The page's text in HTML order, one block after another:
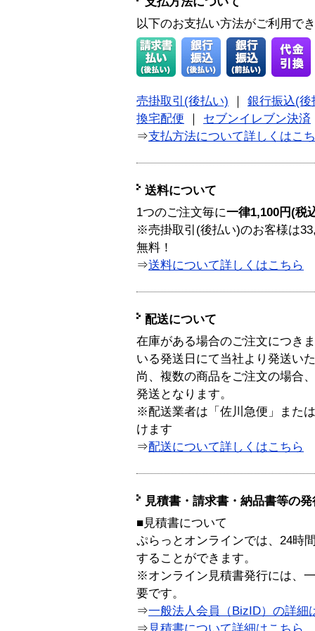
以下のお支払い方法がご利用で
売掛取引(後払い)
銀行振込(後
換宅配便
セブンイレブン決済
⇒支払方法について詳しくはこ
送料について
1つのご注文毎に一律1,100円(税
※売掛取引(後払い)のお客様は
無料！
⇒送料について詳しくはこちら
配送について
在庫がある場合のご注文につき
いる発送日にて当社より発送い
尚、複数の商品をご注文の場合
発送となります。
※配送業者は「佐川急便」また
けます
⇒配送について詳しくはこちら
見積書・請求書・納品書等の
■見積書について
ぷらっとオンラインでは、24時
することができます。
※オンライン見積書発行には、
要です。
⇒一般法人会員（BizID）の詳細